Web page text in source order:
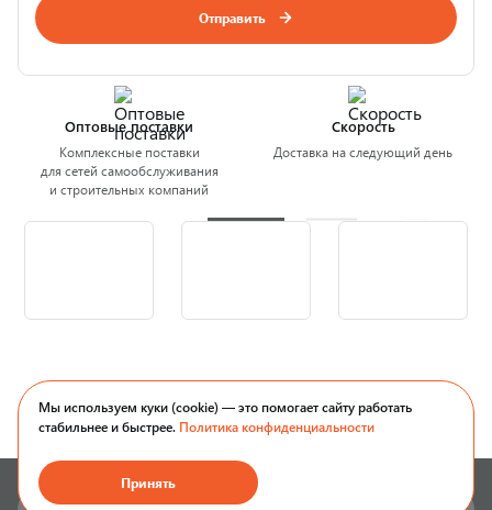
Отправить
Оптовые поставки
Комплексные поставки
для сетей самообслуживания
и строительных компаний
Скорость
Доставка на следующий день
Мы используем куки (cookie) — это помогает сайту работать
стабильнее и быстрее. Политика конфиденциальности
Принять